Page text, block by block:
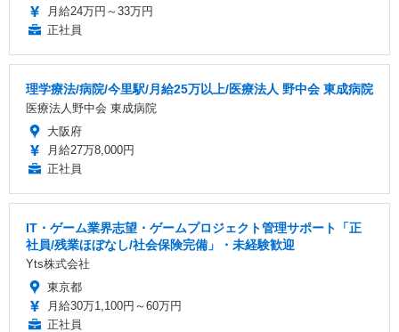
月給24万円～33万円
正社員
理学療法/病院/今里駅/月給25万以上/医療法人 野中会 東成病院
医療法人野中会 東成病院
大阪府
月給27万8,000円
正社員
IT・ゲーム業界志望・ゲームプロジェクト管理サポート「正
社員/残業ほぼなし/社会保険完備」・未経験歓迎
Yts株式会社
東京都
月給30万1,100円～60万円
正社員